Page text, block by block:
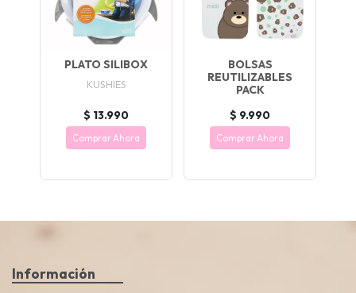
PLATO SILIBOX
KUSHIES
$ 13.990
Comprar Ahora
BOLSAS
REUTILIZABLES
PACK
$ 9.990
Comprar Ahora
Información